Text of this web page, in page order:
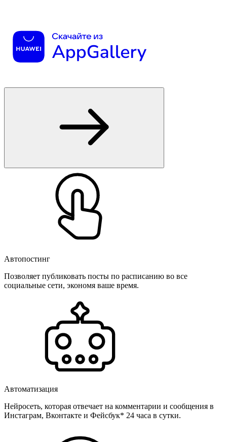
Автопостинг
Позволяет публиковать посты по расписанию во все
социальные сети, экономя ваше время.
Автоматизация
Нейросеть, которая отвечает на комментарии и сообщения в
Инстаграм, Вконтакте и Фейсбук* 24 часа в сутки.